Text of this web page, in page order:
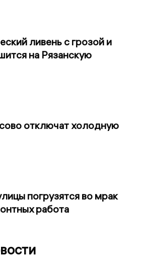
ливень с грозой и
на Рязанскую
отключат холодную
погрузятся во мрак
работа